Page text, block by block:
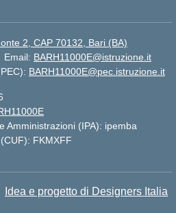
2, CAP 70132, Bari (BA)
Email: BARH11000E@istruzione.it
BARH11000E@pec.istruzione.it
Amministrazioni (IPA): ipemba
FKMXFF
Idea e progetto di Designers Italia